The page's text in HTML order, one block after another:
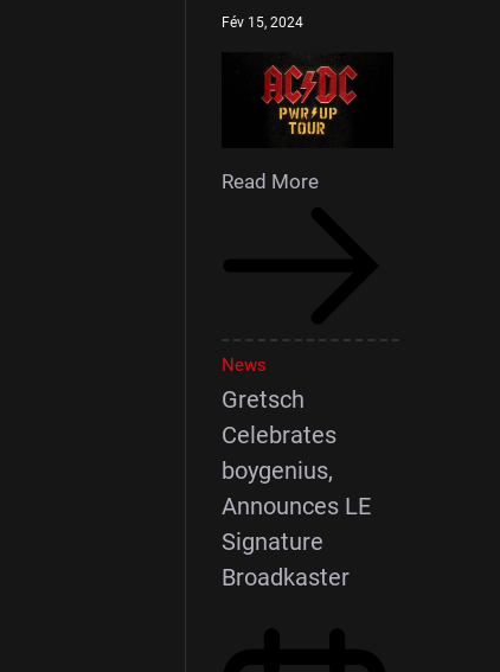
Fév 15, 2024
Read More
News
Gretsch
Celebrates
boygenius,
Announces LE
Signature
Broadkaster